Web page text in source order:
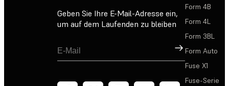
Geben Sie Ihre E-Mail-Adresse ein,
um auf dem Laufenden zu bleiben
Registrieren
Form 4B
Form 4L
Form 3BL
Form Auto
Fuse X1
Fuse-Serie